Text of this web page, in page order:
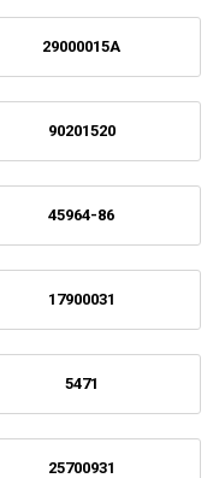
29000015A
90201520
45964-86
17900031
5471
25700931